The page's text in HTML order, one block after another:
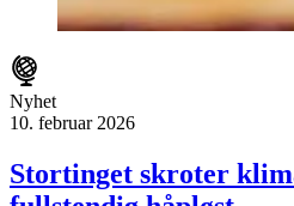
Nyhet
10. februar 2026
Stortinget skroter